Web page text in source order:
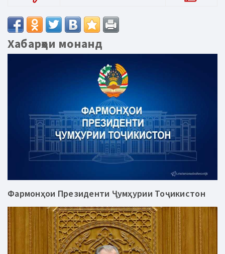
Хабарҳои монанд
Фармонҳои Президенти Ҷумҳурии Тоҷикистон